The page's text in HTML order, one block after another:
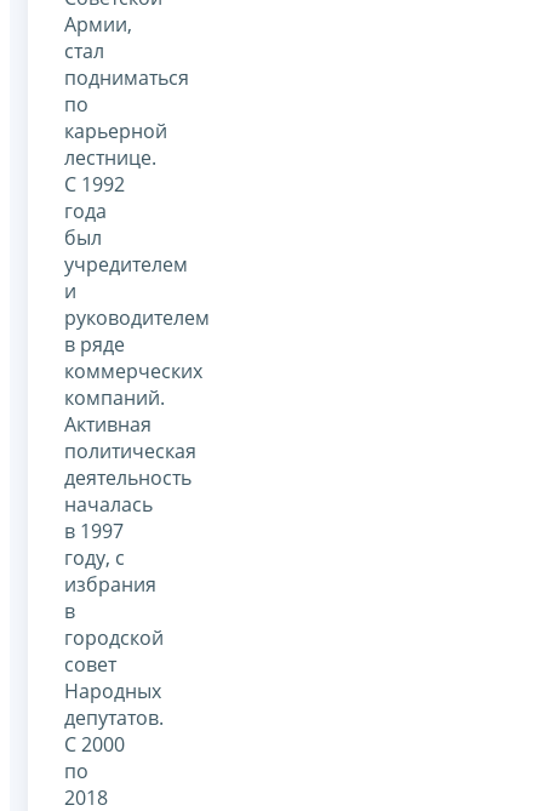
Армии,
стал
подниматься
по
карьерной
лестнице.
С 1992
года
был
учредителем
и
руководителем
в ряде
коммерческих
компаний.
Активная
политическая
деятельность
началась
в 1997
году, с
избрания
в
городской
совет
Народных
депутатов.
С 2000
по
2018